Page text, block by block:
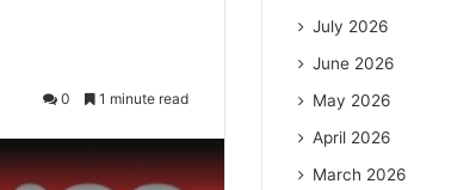
0 1 minute read
July 2026
June 2026
May 2026
April 2026
March 2026